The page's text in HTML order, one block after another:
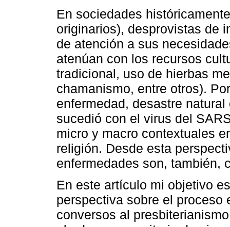
En sociedades
originarios), desprovistas de
de atención a sus
atenúan con los recursos
tradicional, uso de hierbas
chamanismo, entre otros).
enfermedad, desastre
sucedió con el virus del
micro y macro contextuales
religión. Desde esta
enfermedades son, también,
En este artículo mi objetivo
perspectiva sobre el proceso
conversos al